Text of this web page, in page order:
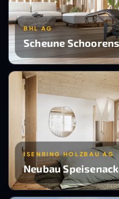
BHL AG
Scheune
ISENRING HOLZBAU AG
Neubau